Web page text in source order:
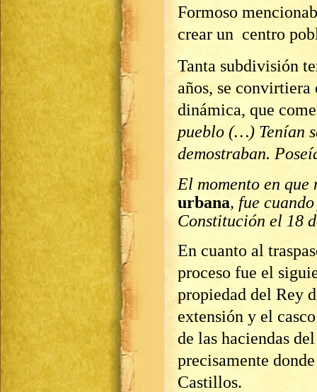
Formoso
crear un centro
Tanta subdivisión
años, se convirtiera
dinámica, que
pueblo (…) Tenían
demostraban.
El momento en
urbana, fue
Constitución el 18
En cuanto al
proceso fue el
propiedad del Rey
extensión y el
de las haciendas
precisamente
Castillos.